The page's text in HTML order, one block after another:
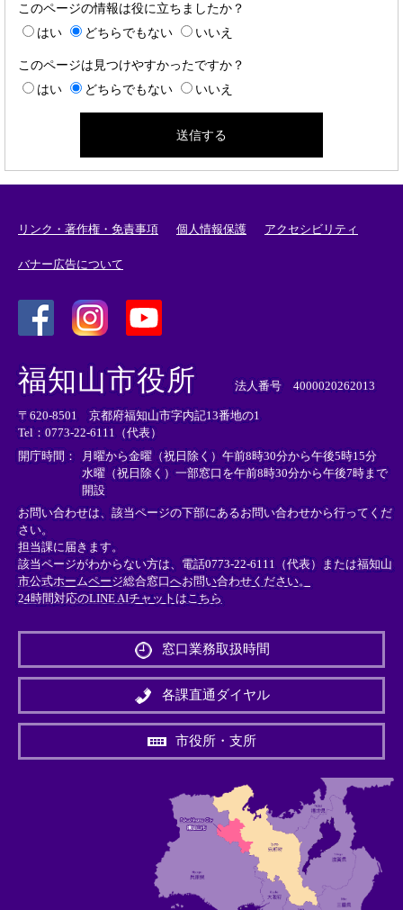
このページの情報は役に立ちましたか？
はい
どちらでもない いいえ
このページは見つけやすかったですか？
はい
どちらでもない いいえ
リンク・著作権・免責事項 個人情報保護 アクセシビリティ
バナー広告について
外
部
リ
ン
ク
＞
外
リ
ン
ク
＞
外
部
ン
ク
＞
福知山市役所 法人番号 4000020262013
〒620-8501 京都府福知山市字内記13番地の1
Tel：0773-22-6111（代表）
開庁時間： 月曜から金曜（祝日除く）午前8時30分から午後5時15分
水曜（祝日除く）一部窓口を午前8時30分から午後7時まで
開設
お問い合わせは、該当ページの下部にあるお問い合わせから行ってくだ
さい。
担当課に届きます。
該当ページがわからない方は、電話0773-22-6111（代表）または福知山
市公式ホームページ総合窓口へお問い合わせください。
24時間対応のLINE AIチャットはこちら
外
リ
ン
＞
窓口業務取扱時間
各課直通ダイヤル
市役所・支所